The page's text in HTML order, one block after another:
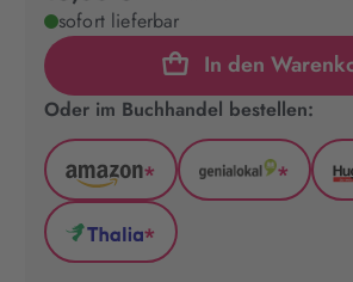
sofort lieferbar
In den
Oder im Buchhandel bestellen:
Amazon
(wird
in
neuem
* *
Thalia
*